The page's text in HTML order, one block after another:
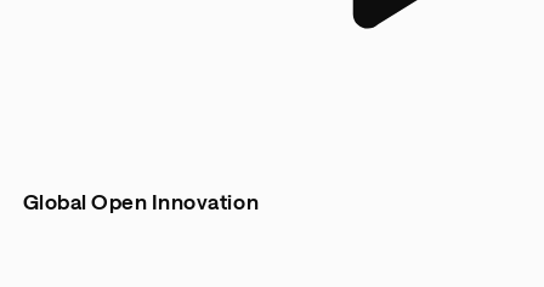
Global Open Innovation